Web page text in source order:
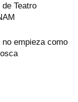
Teatro
empieza como